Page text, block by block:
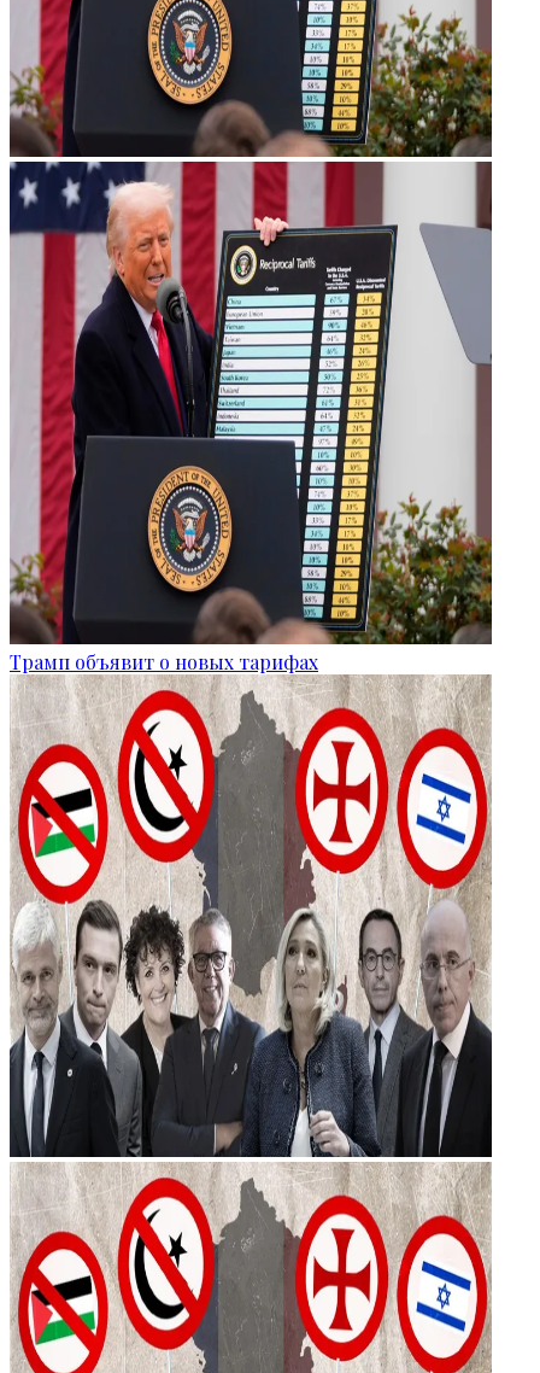
Трамп объявит о новых тарифах